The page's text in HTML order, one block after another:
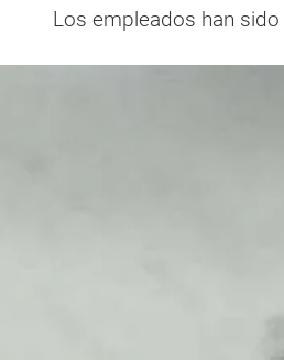
Los empleados han